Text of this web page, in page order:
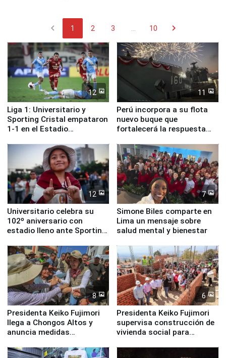
chevron_left 1 2 3 10 chevron_right
12
Liga 1: Universitario y
Sporting Cristal empataron
1-1 en el Estadio
11
Perú incorpora a su flota
nuevo buque que
fortalecerá la respuesta
12
Universitario celebra su
102º aniversario con
estadio lleno ante Sporting
7
Simone Biles comparte en
Lima un mensaje sobre
salud mental y bienestar
8
Presidenta Keiko Fujimori
llega a Chongos Altos y
anuncia medidas
educación, salud y empleo
6
Presidenta Keiko Fujimori
supervisa construcción de
vivienda social para